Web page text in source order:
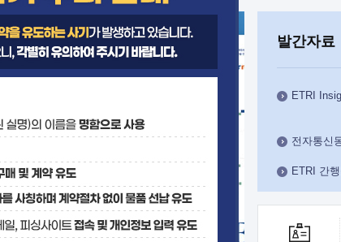
인공지능안전연구소
우주항공반도체전략연구단
대경권연구본부
호남권연구본부
기획본부
사업화본부
행정본부
대외협력부
발간자료
ETRI
전자통신
ETRI 간